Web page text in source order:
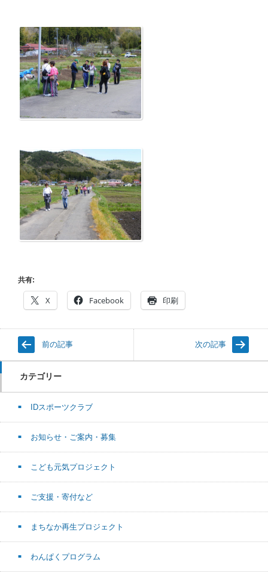
共有:
X Facebook 印刷
前の記事 次の記事
カテゴリー
IDスポーツクラブ
お知らせ・ご案内・募集
こども元気プロジェクト
ご支援・寄付など
まちなか再生プロジェクト
わんぱくプログラム